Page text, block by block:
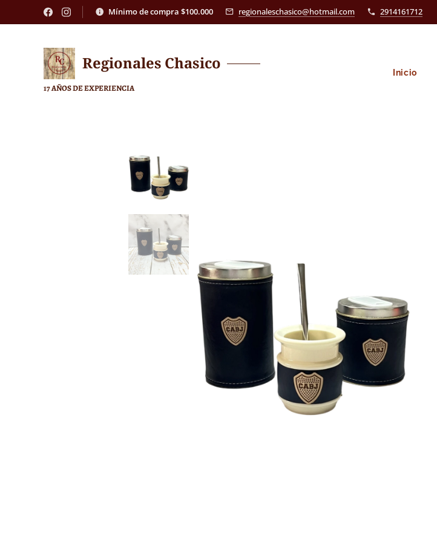
Mínimo de compra $100.000 regionaleschasico@hotmail.com 2914161712
Regionales Chasico
17 AÑOS DE EXPERIENCIA
Inicio